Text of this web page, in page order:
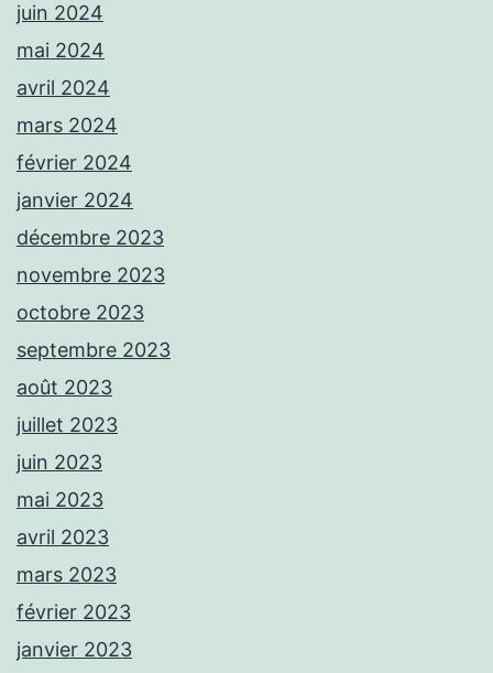
juin 2024
mai 2024
avril 2024
mars 2024
février 2024
janvier 2024
décembre 2023
novembre 2023
octobre 2023
septembre 2023
août 2023
juillet 2023
juin 2023
mai 2023
avril 2023
mars 2023
février 2023
janvier 2023